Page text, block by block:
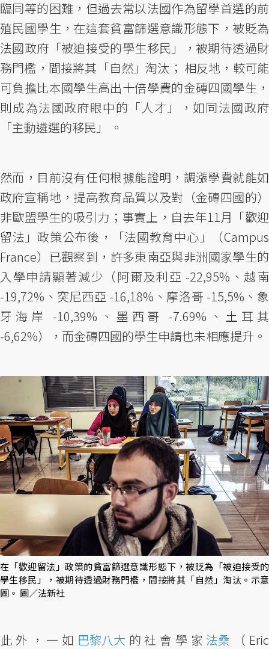
臨同等的困難，但過去常以法國作為留學首選的前
殖民國學生，在這套貧富篩選意識形態下，被貶為
法國政府「被迫接受的學生移民」，被期待透過財
務門檻，間接將其「自然」淘汰； 相反地，較可能
可負擔比本國學生高出十倍學費的金磚四國學生，
則成為法國政府眼中的「人才」，如同法國政府
「主動遴選的移民」 。
然而，目前沒有任何根據能證明，調漲學費就能如
政府宣稱地，提高教育品質以及對（金磚四國的）
非歐盟學生的吸引力；事實上，自去年11月「歡迎
留法」政策公布後，「法國教育中心」（Campus
France）已觀察到，許多東南亞與非洲國家學生的
入學申請顯著減少（阿爾及利亞 -22,95%、越南
-19,72%、突尼西亞 -16,18%、摩洛哥 -15,5%、象
牙海岸 -10,39%、墨西哥 -7.69%、土耳其
-6,62%），而金磚四國的學生申請也未相應提升。
在「歡迎留法」政策的貧富篩選意識形態下，被貶為「被迫接受的
學生移民」，被期待透過財務門檻，間接將其「自然」淘汰。示意
圖。 圖／法新社
此外，一如 巴黎八大 的社會學家 法桑 （Eric